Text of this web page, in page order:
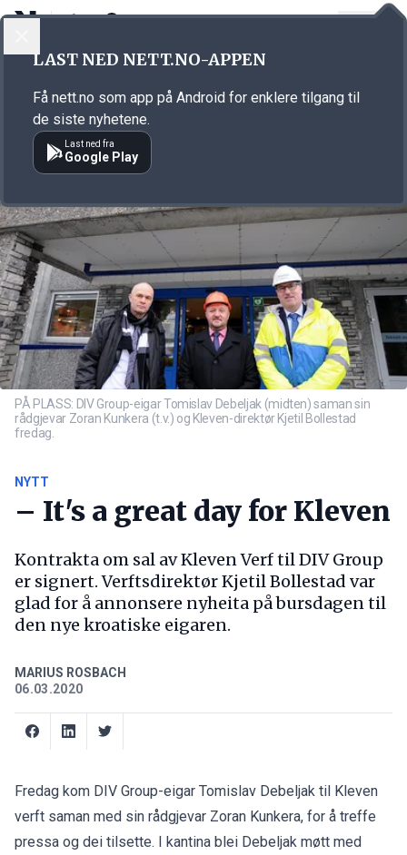
Annonsørinnhold
PÅ PLASS: DIV Group-eigar Tomislav Debeljak (midten) saman sin
rådgjevar Zoran Kunkera (t.v.) og Kleven-direktør Kjetil Bollestad
fredag.
NYTT
– It's a great day for Kleven
Kontrakta om sal av Kleven Verf til DIV Group
er signert. Verftsdirektør Kjetil Bollestad var
glad for å annonsere nyheita på bursdagen til
den nye kroatiske eigaren.
MARIUS ROSBACH
06.03.2020
Fredag kom DIV Group-eigar Tomislav Debeljak til Kleven
verft saman med sin rådgjevar Zoran Kunkera, for å treffe
pressa og dei tilsette. I kantina blei Debeljak møtt med
LAST NED NETT.NO-APPEN
Få nett.no som app på Android for enklere tilgang til
de siste nyhetene.
Last ned fra
Google Play